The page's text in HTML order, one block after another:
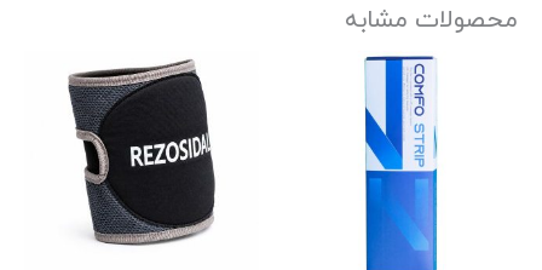
محصولات مشابه